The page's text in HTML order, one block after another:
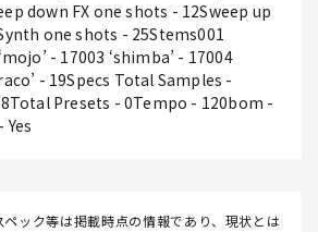
down FX one shots - 12Sweep up
one shots - 25Stems001
- 17003 ‘shimba’ - 17004
- 19Specs Total Samples -
Presets - 0Tempo - 120bom -
ック等は掲載時点の情報であり、現状とは